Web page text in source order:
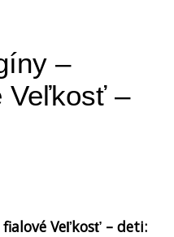
–
Veľkosť –
fialové Veľkosť – deti: